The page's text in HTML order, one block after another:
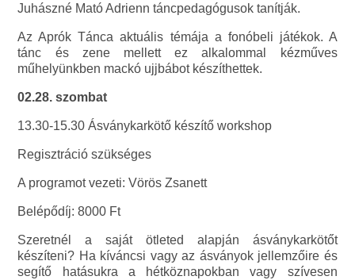
Juhászné Mató Adrienn táncpedagógusok tanítják.
Az Aprók Tánca aktuális témája a fonóbeli játékok. A
tánc és zene mellett ez alkalommal kézműves
műhelyünkben mackó ujjbábot készíthettek.
02.28. szombat
13.30-15.30 Ásványkarkötő készítő workshop
Regisztráció szükséges
A programot vezeti: Vörös Zsanett
Belépődíj: 8000 Ft
Szeretnél a saját ötleted alapján ásványkarkötőt
készíteni? Ha kíváncsi vagy az ásványok jellemzőire és
segítő hatásukra a hétköznapokban vagy szívesen